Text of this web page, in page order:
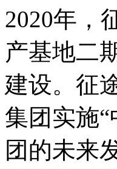
2020年，
产基地二
建设。征
集团实施
团的未来